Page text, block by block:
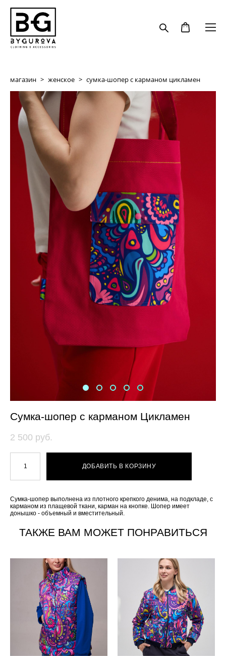
магазин > женское > сумка-шопер с карманом цикламен
Сумка-шопер с карманом Цикламен
2 500 pуб.
ДОБАВИТЬ В КОРЗИНУ
Сумка-шопер выполнена из плотного крепкого денима, на подкладе, с
карманом из плащевой ткани, карман на кнопке. Шопер имеет
донышко - объемный и вместительный.
ТАКЖЕ ВАМ МОЖЕТ ПОНРАВИТЬСЯ